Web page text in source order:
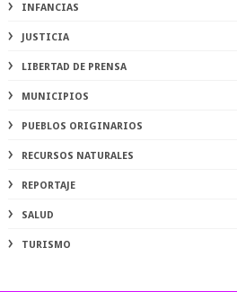
INFANCIAS
JUSTICIA
LIBERTAD DE PRENSA
MUNICIPIOS
PUEBLOS ORIGINARIOS
RECURSOS NATURALES
REPORTAJE
SALUD
TURISMO